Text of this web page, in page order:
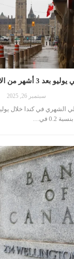
من الانكماش
سبتمبر 26, 2025
الشهري في كندا خلال
في…